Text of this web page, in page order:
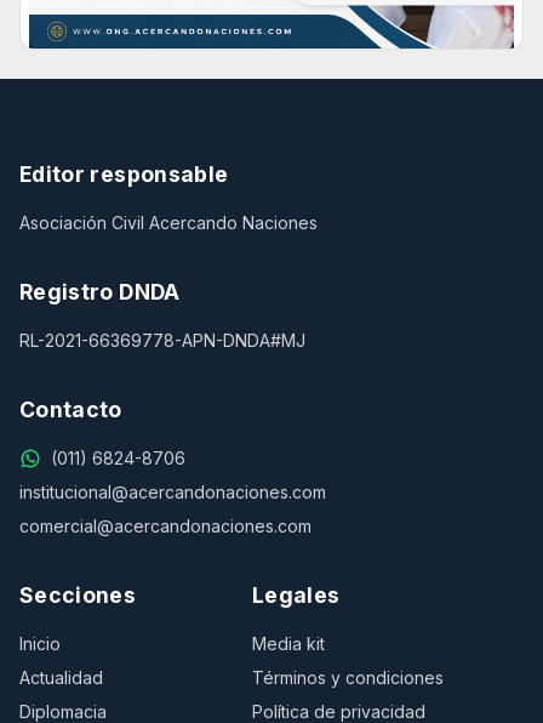
Editor responsable
Asociación Civil Acercando Naciones
Registro DNDA
RL-2021-66369778-APN-DNDA#MJ
Contacto
(011) 6824-8706
institucional@acercandonaciones.com
comercial@acercandonaciones.com
Secciones
Inicio
Actualidad
Diplomacia
Legales
Media kit
Términos y condiciones
Política de privacidad